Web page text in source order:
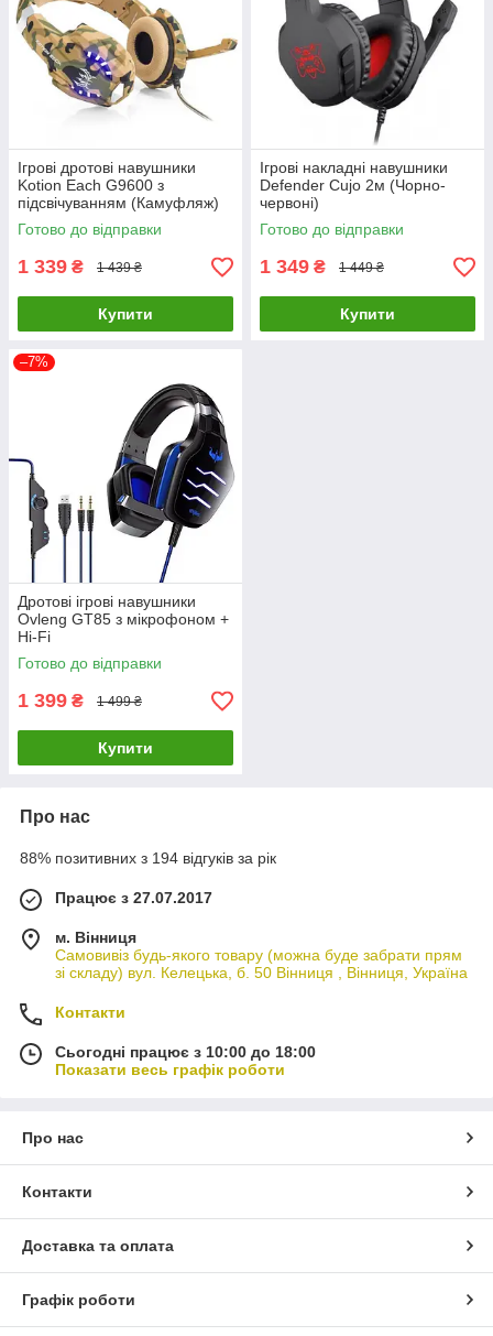
Ігрові дротові навушники
Kotion Each G9600 з
підсвічуванням (Камуфляж)
Готово до відправки
1 339 ₴ 1 439 ₴
Купити
Ігрові накладні навушники
Defender Cujo 2м (Чорно-
червоні)
Готово до відправки
1 349 ₴ 1 449 ₴
Купити
–7%
Дротові ігрові навушники
Ovleng GT85 з мікрофоном +
Hi-Fi
Готово до відправки
1 399 ₴ 1 499 ₴
Купити
Про нас
88% позитивних з 194 відгуків за рік
Працює з 27.07.2017
м. Вінниця
Самовивіз будь-якого товару (можна буде забрати прям
зі складу) вул. Келецька, б. 50 Вінниця , Вінниця, Україна
Контакти
Сьогодні працює з 10:00 до 18:00
Показати весь графік роботи
Про нас
Контакти
Доставка та оплата
Графік роботи